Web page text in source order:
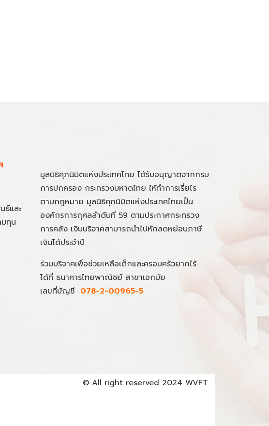
ธ์และ
ทุน
มูลนิธิศุภนิมิตแห่งประเทศไทย ได้รับอนุญาตจากกรม
การปกครอง กระทรวงมหาดไทย ให้ทำการเรี่ยไร
ตามกฎหมาย มูลนิธิศุภนิมิตแห่งประเทศไทยเป็น
องค์กรการกุศลลำดับที่ 59 ตามประกาศกระทรวง
การคลัง เงินบริจาคสามารถนำไปหักลดหย่อนภาษี
เงินได้ประจำปี
ร่วมบริจาคเพื่อช่วยเหลือเด็กและครอบครัวยากไร้
ได้ที่ ธนาคารไทยพาณิชย์ สาขาเอกมัย
เลขที่บัญชี 078-2-00965-5
© All right reserved 2024 WVFT